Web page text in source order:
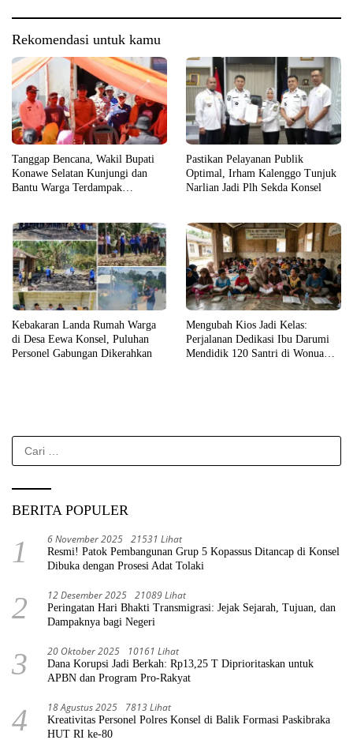
Rekomendasi untuk kamu
Tanggap Bencana, Wakil Bupati
Konawe Selatan Kunjungi dan
Bantu Warga Terdampak
Pastikan Pelayanan Publik
Optimal, Irham Kalenggo Tunjuk
Narlian Jadi Plh Sekda Konsel
Kebakaran Landa Rumah Warga
di Desa Eewa Konsel, Puluhan
Personel Gabungan Dikerahkan
Mengubah Kios Jadi Kelas:
Perjalanan Dedikasi Ibu Darumi
Mendidik 120 Santri di Wonua
Cari
untuk:
BERITA POPULER
1 6 November 2025 21531 Lihat
Resmi! Patok Pembangunan Grup 5 Kopassus Ditancap di Konsel
Dibuka dengan Prosesi Adat Tolaki
2 12 Desember 2025 21089 Lihat
Peringatan Hari Bhakti Transmigrasi: Jejak Sejarah, Tujuan, dan
Dampaknya bagi Negeri
3 20 Oktober 2025 10161 Lihat
Dana Korupsi Jadi Berkah: Rp13,25 T Diprioritaskan untuk
APBN dan Program Pro-Rakyat
4 18 Agustus 2025 7813 Lihat
Kreativitas Personel Polres Konsel di Balik Formasi Paskibraka
HUT RI ke-80